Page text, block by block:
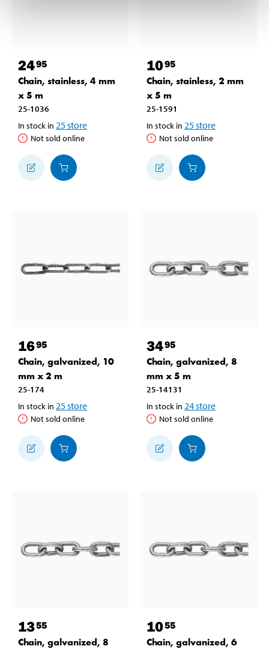
2495
Chain, stainless, 4 mm
x 5 m
25-1036
In stock in 25store
Not sold online
1095
Chain, stainless, 2 mm
x 5 m
25-1591
In stock in 25store
Not sold online
1695
Chain, galvanized, 10
mm x 2 m
25-174
In stock in 25store
Not sold online
3495
Chain, galvanized, 8
mm x 5 m
25-14131
In stock in 24store
Not sold online
1355
Chain, galvanized, 8
1055
Chain, galvanized, 6